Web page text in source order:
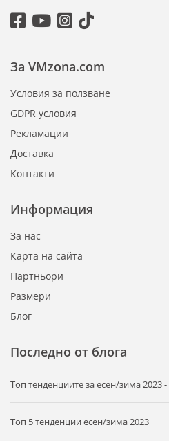
Информация
За нас
Карта на сайта
Партньори
Размери
Блог
За VMzona.com
Условия за ползване
GDPR условия
Рекламации
Доставка
Контакти
Последно от блога
Tоп тенденциите за есен/зима 2023 -
Топ 5 тенденции есен/зима 2023